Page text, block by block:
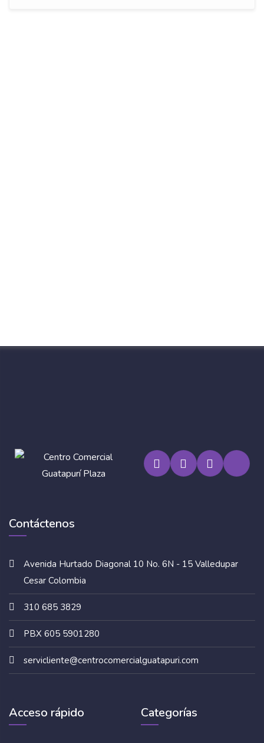
Contáctenos
Avenida Hurtado Diagonal 10 No. 6N - 15 Valledupar
Cesar Colombia
310 685 3829
PBX 605 5901280
servicliente@centrocomercialguatapuri.com
Acceso rápido Categorías